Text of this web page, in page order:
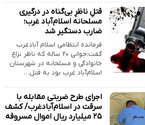
قتلِ ناظرِ بی‌گناه در درگیری
مسلحانه اسلام‌آباد غرب؛
ضارب دستگیر شد
فرمانده انتظامی اسلام آبادغرب
گفت:جوانی ۲۰ ساله که ناظر نزاع
خانوادگی و مسلحانه در شهرستان
اسلام‌آباد غرب بود به قتل…
اجرای طرح ضربتی مقابله با
سرقت در اسلام‌آبادغرب/ کشف
۲۵ میلیارد ریال اموال مسروقه